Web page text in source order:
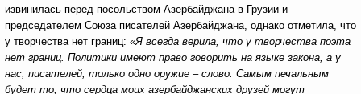
извинилась перед посольством Азербайджана в Грузии и
председателем Союза писателей Азербайджана, однако отметила, что
у творчества нет границ: «Я всегда верила, что у творчества поэта
нет границ. Политики имеют право говорить на языке закона, а у
нас, писателей, только одно оружие – слово. Самым печальным
будет то, что сердца моих азербайджанских друзей могут